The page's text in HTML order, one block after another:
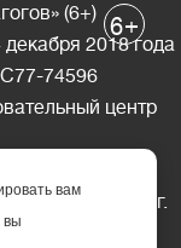
(6+)
2018 года
74596
центр
Карелия, г.
д.10, офис 211
6+
вам
вы